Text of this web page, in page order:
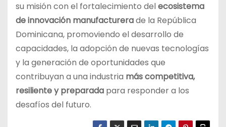
su misión con el fortalecimiento delecosistema
de innovación manufacturerade la República
Dominicana, promoviendo el desarrollo de
capacidades, la adopción de nuevas tecnologías
y la generación de oportunidades que
contribuyan a una industria más competitiva,
resiliente y preparada para responder a los
desafíos del futuro.